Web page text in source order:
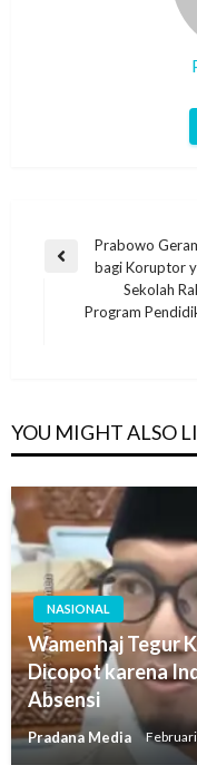
Prabowo
bagi Koruptor
Sekolah
Program
YOU MIGHT ALSO
NASIONAL
Wamenhaj Tegur
Dicopot karena
Absensi
Pradana Media